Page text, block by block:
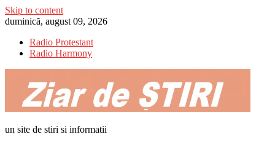
Skip to content
duminică, august 09, 2026
Radio Protestant
Radio Harmony
un site de stiri si informatii